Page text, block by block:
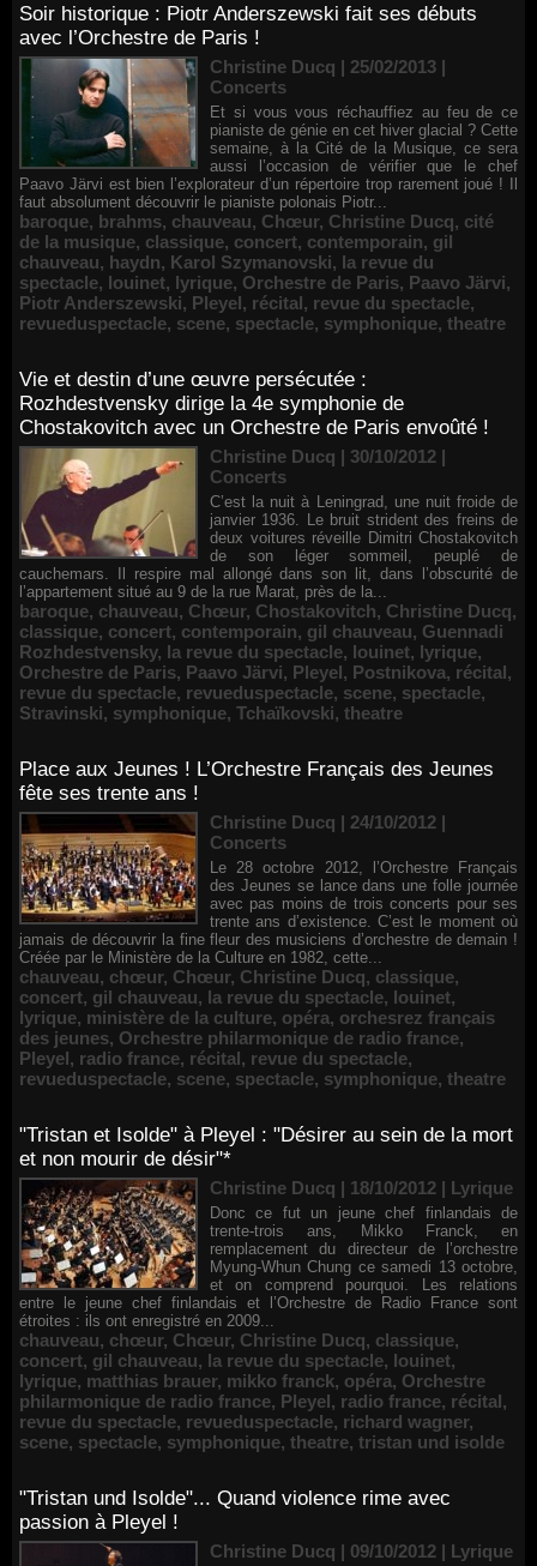
Soir historique : Piotr Anderszewski fait ses débuts
avec l’Orchestre de Paris !
Christine Ducq | 25/02/2013 |
Concerts
Et si vous vous réchauffiez au feu de ce
pianiste de génie en cet hiver glacial ? Cette
semaine, à la Cité de la Musique, ce sera
aussi l’occasion de vérifier que le chef
Paavo Järvi est bien l’explorateur d’un répertoire trop rarement joué ! Il
faut absolument découvrir le pianiste polonais Piotr...
baroque, brahms, chauveau, Chœur, Christine Ducq, cité
de la musique, classique, concert, contemporain, gil
chauveau, haydn, Karol Szymanovski, la revue du
spectacle, louinet, lyrique, Orchestre de Paris, Paavo Järvi,
Piotr Anderszewski, Pleyel, récital, revue du spectacle,
revueduspectacle, scene, spectacle, symphonique, theatre
Vie et destin d’une œuvre persécutée :
Rozhdestvensky dirige la 4e symphonie de
Chostakovitch avec un Orchestre de Paris envoûté !
Christine Ducq | 30/10/2012 |
Concerts
C’est la nuit à Leningrad, une nuit froide de
janvier 1936. Le bruit strident des freins de
deux voitures réveille Dimitri Chostakovitch
de son léger sommeil, peuplé de
cauchemars. Il respire mal allongé dans son lit, dans l’obscurité de
l’appartement situé au 9 de la rue Marat, près de la...
baroque, chauveau, Chœur, Chostakovitch, Christine Ducq,
classique, concert, contemporain, gil chauveau, Guennadi
Rozhdestvensky, la revue du spectacle, louinet, lyrique,
Orchestre de Paris, Paavo Järvi, Pleyel, Postnikova, récital,
revue du spectacle, revueduspectacle, scene, spectacle,
Stravinski, symphonique, Tchaïkovski, theatre
Place aux Jeunes ! L’Orchestre Français des Jeunes
fête ses trente ans !
Christine Ducq | 24/10/2012 |
Concerts
Le 28 octobre 2012, l’Orchestre Français
des Jeunes se lance dans une folle journée
avec pas moins de trois concerts pour ses
trente ans d’existence. C’est le moment où
jamais de découvrir la fine fleur des musiciens d’orchestre de demain !
Créée par le Ministère de la Culture en 1982, cette...
chauveau, chœur, Chœur, Christine Ducq, classique,
concert, gil chauveau, la revue du spectacle, louinet,
lyrique, ministère de la culture, opéra, orchesrez français
des jeunes, Orchestre philarmonique de radio france,
Pleyel, radio france, récital, revue du spectacle,
revueduspectacle, scene, spectacle, symphonique, theatre
"Tristan et Isolde" à Pleyel : "Désirer au sein de la mort
et non mourir de désir"*
Christine Ducq | 18/10/2012 | Lyrique
Donc ce fut un jeune chef finlandais de
trente-trois ans, Mikko Franck, en
remplacement du directeur de l’orchestre
Myung-Whun Chung ce samedi 13 octobre,
et on comprend pourquoi. Les relations
entre le jeune chef finlandais et l’Orchestre de Radio France sont
étroites : ils ont enregistré en 2009...
chauveau, chœur, Chœur, Christine Ducq, classique,
concert, gil chauveau, la revue du spectacle, louinet,
lyrique, matthias brauer, mikko franck, opéra, Orchestre
philarmonique de radio france, Pleyel, radio france, récital,
revue du spectacle, revueduspectacle, richard wagner,
scene, spectacle, symphonique, theatre, tristan und isolde
"Tristan und Isolde"... Quand violence rime avec
passion à Pleyel !
Christine Ducq | 09/10/2012 | Lyrique